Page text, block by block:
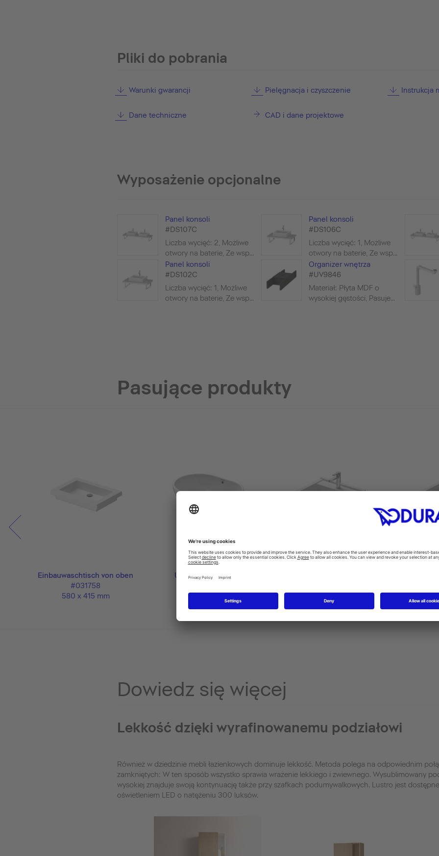
Pliki do pobrania
Warunki gwarancji Pielęgnacja i czyszczenie Instrukcja
Dane techniczne CAD i dane projektowe
Wyposażenie opcjonalne
Panel konsoli
#DS107C
Liczba wycięć: 2, Możliwe
otwory na baterie, Ze wsp...
Panel konsoli
#DS106C
Liczba wycięć: 1, Możliwe
otwory na baterie, Ze wsp...
Panel konsoli
#DS102C
Liczba wycięć: 1, Możliwe
otwory na baterie, Ze wsp...
Organizer wnętrza
#UV9846
Materiał: Płyta MDF o
wysokiej gęstości, Pasuje...
Pasujące produkty
Einbauwaschtisch von oben
#031758
580 x 415 mm
Umywalka stawiana
495 x 350 mm
Dowiedz się więcej
Lekkość dzięki wyrafinowanemu podziałowi
Również w dziedzinie mebli łazienkowych dominuje lekkość. Metoda polega na odpowiednim
zamkniętych: W ten sposób wszystko sprawia wrażenie lekkiego i zwiewnego. Wysublimowany
wysokiej znajduje swoją kontynuację także przy szafkach podumywalkowych. Lustro jest
oświetleniem LED o natężeniu 300 luksów.